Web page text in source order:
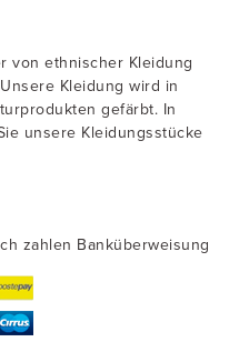
von ethnischer Kleidung
Kleidung wird in
gefärbt. In
unsere Kleidungsstücke
zahlen Banküberweisung